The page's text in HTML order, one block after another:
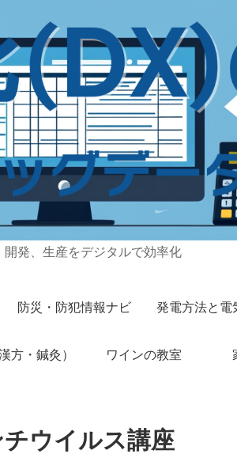
開発、生産をデジタルで効率化
防災・防犯情報ナビ 発電方法と電
方・鍼灸） ワインの教室
ウイルス講座